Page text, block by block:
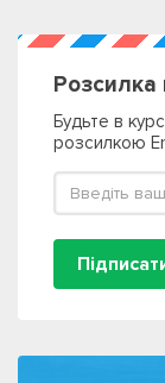
Розсилка
Будьте в
розсилкою